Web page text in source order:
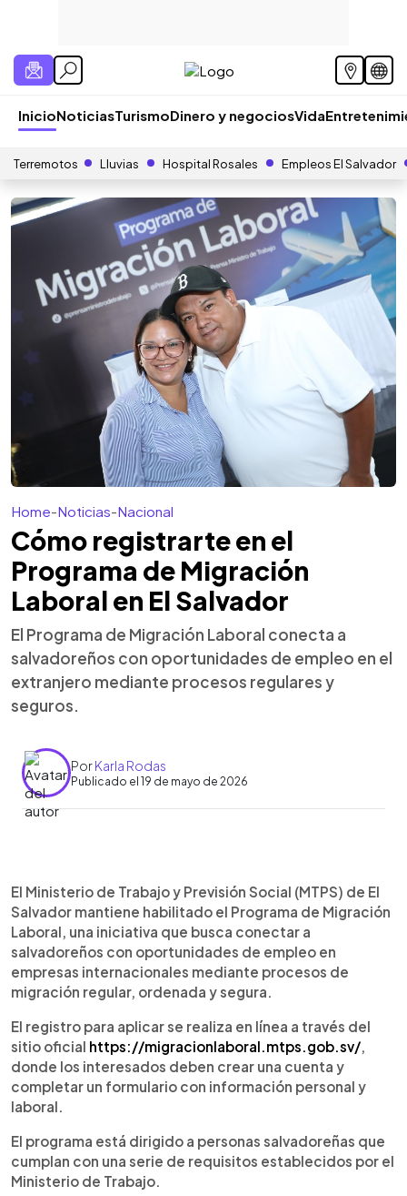
InicioNoticiasTurismoDinero y negociosVida
Terremotos Lluvias Hospital Rosales Empleos El Salvador
Home-Noticias-Nacional
Cómo registrarte en el
Programa de Migración
Laboral en El Salvador
El Programa de Migración Laboral conecta a
salvadoreños con oportunidades de empleo en el
extranjero mediante procesos regulares y
seguros.
PorKarla Rodas
Publicado el 19 de mayo de 2026
► Escuchar artículo
El Ministerio de Trabajo y Previsión Social de El
Salvador mantiene activo el Programa de
Migración Laboral, una iniciativa que conecta a
salvadoreños con oportunidades de empleo en el
extranjero mediante procesos regulares y
seguros. Para aplicar, los interesados deben
cumplir requisitos como tener entre 18 y 55 años,
experiencia laboral, buena salud y no contar con
antecedentes penales. El registro se realiza en
línea en el portal oficial del programa, donde los
usuarios deben crear una cuenta, ingresar datos
personales y subir documentos requeridos. El
según las ofertas laborales disponibles en otros
países.
El Ministerio de Trabajo y Previsión Social (MTPS) de El
Salvador mantiene habilitado el Programa de Migración
Laboral, una iniciativa que busca conectar a
salvadoreños con oportunidades de empleo en
empresas internacionales mediante procesos de
migración regular, ordenada y segura.
El registro para aplicar se realiza en línea a través del
sitio oficial https://migracionlaboral.mtps.gob.sv/,
donde los interesados deben crear una cuenta y
completar un formulario con información personal y
laboral.
El programa está dirigido a personas salvadoreñas que
cumplan con una serie de requisitos establecidos por el
Ministerio de Trabajo.